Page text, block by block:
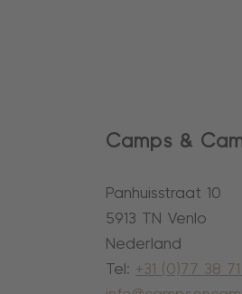
Camps &
Panhuisstraat 10
5913 TN Venlo
Nederland
Tel: +31 (0)77 38